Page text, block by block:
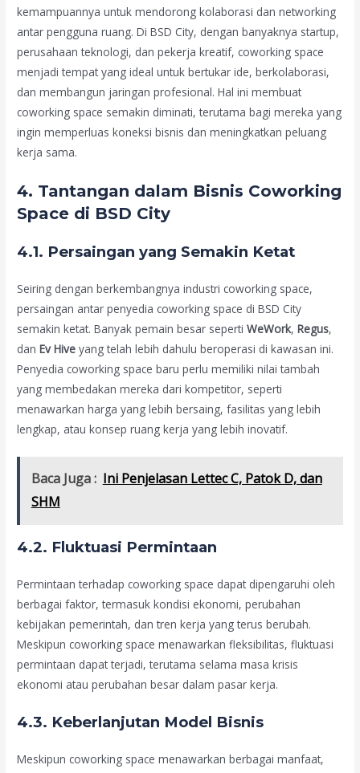
kemampuannya untuk mendorong kolaborasi dan networking
antar pengguna ruang. Di BSD City, dengan banyaknya startup,
perusahaan teknologi, dan pekerja kreatif, coworking space
menjadi tempat yang ideal untuk bertukar ide, berkolaborasi,
dan membangun jaringan profesional. Hal ini membuat
coworking space semakin diminati, terutama bagi mereka yang
ingin memperluas koneksi bisnis dan meningkatkan peluang
kerja sama.
4. Tantangan dalam Bisnis Coworking
Space di BSD City
4.1. Persaingan yang Semakin Ketat
Seiring dengan berkembangnya industri coworking space,
persaingan antar penyedia coworking space di BSD City
semakin ketat. Banyak pemain besar sepertiWeWork,Regus,
danEv Hive yang telah lebih dahulu beroperasi di kawasan ini.
Penyedia coworking space baru perlu memiliki nilai tambah
yang membedakan mereka dari kompetitor, seperti
menawarkan harga yang lebih bersaing, fasilitas yang lebih
lengkap, atau konsep ruang kerja yang lebih inovatif.
Baca Juga : Ini Penjelasan Lettec C, Patok D, dan
SHM
4.2. Fluktuasi Permintaan
Permintaan terhadap coworking space dapat dipengaruhi oleh
berbagai faktor, termasuk kondisi ekonomi, perubahan
kebijakan pemerintah, dan tren kerja yang terus berubah.
Meskipun coworking space menawarkan fleksibilitas, fluktuasi
permintaan dapat terjadi, terutama selama masa krisis
ekonomi atau perubahan besar dalam pasar kerja.
4.3. Keberlanjutan Model Bisnis
Meskipun coworking space menawarkan berbagai manfaat,